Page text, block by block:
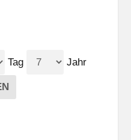
Tag Jahr